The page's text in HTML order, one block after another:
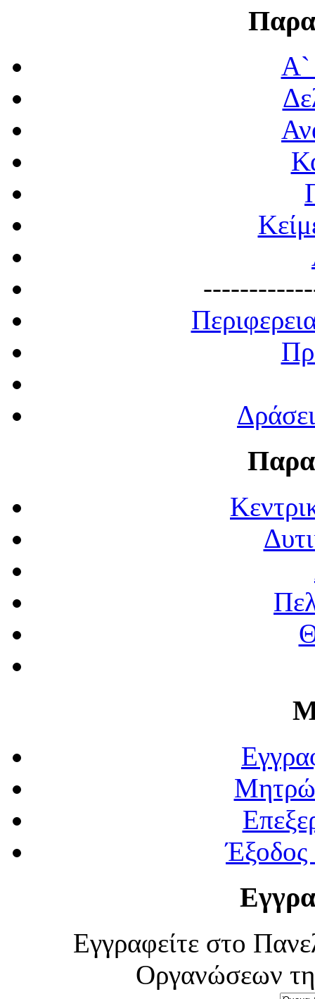
Α`
Εγγραφείτε στο
Οργανώσεων